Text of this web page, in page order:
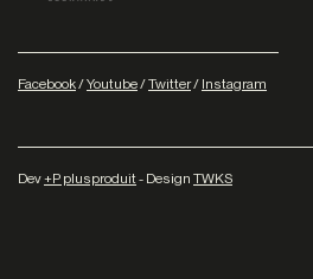
Facebook/Youtube/Twitter/ Instagram
Dev+P plusproduit- Design TWKS